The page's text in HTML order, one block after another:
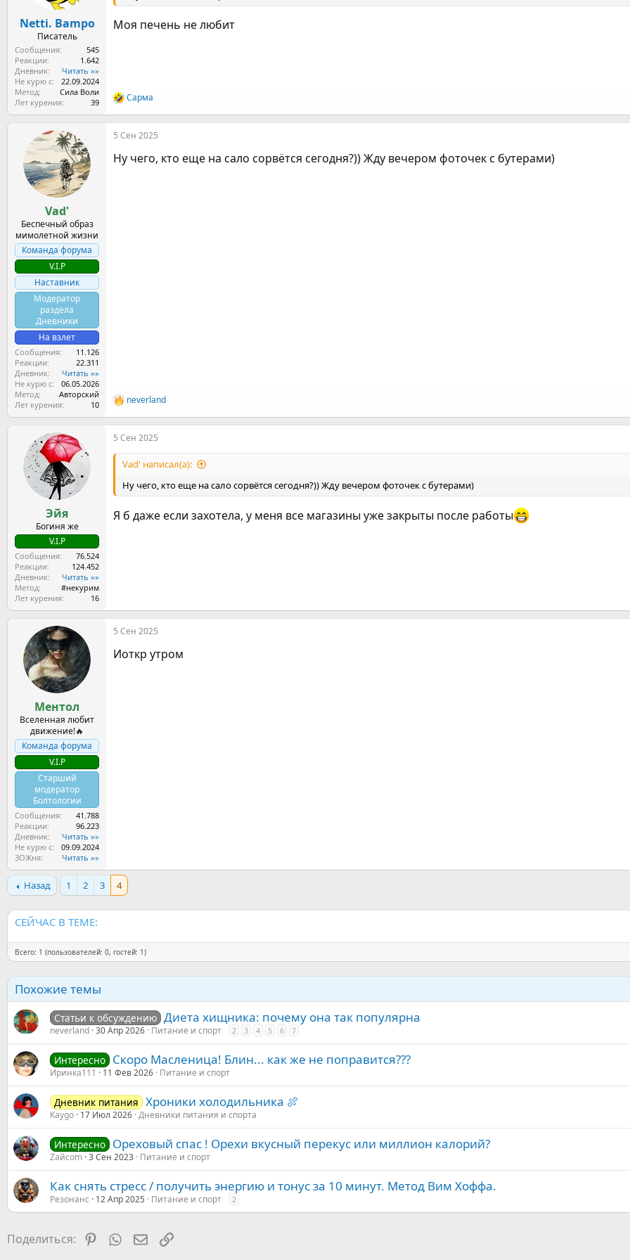
Netti. Bampo
Писатель
Сообщения
545
Реакции
1.642
Дневник
Читать »»
Не курю с
22.09.2024
Метод
Сила Воли
Лет курения
39
Моя печень не любит
Р
е
а
к
и
Сарма
Vad'
Беспечный образ
мимолетной жизни
Команда форума
V.I.P
Наставник
Модератор
раздела
Дневники
На взлет
Сообщения
11.126
Реакции
22.311
Дневник
Читать »»
Не курю с
06.05.2026
Метод
Авторский
Лет курения
10
5 Сен 2025
Ну чего, кто еще на сало сорвётся сегодня?)) Жду вечером фоточек с бутерами)
Р
е
а
к
neverland
Эйя
Богиня же
V.I.P
Сообщения
76.524
Реакции
124.452
Дневник
Читать »»
Метод
#некурим
Лет курения
16
5 Сен 2025
Vad' написал(а):
Ну чего, кто еще на сало сорвётся сегодня?)) Жду вечером фоточек с бутерами)
Я б даже если захотела, у меня все магазины уже закрыты после работы
Ментол
Вселенная любит
движение!🔥
Команда форума
V.I.P
Старший
модератор
Болтологии
Сообщения
41.788
Реакции
96.223
Дневник
Читать »»
Не курю с
09.09.2024
ЗОЖня
Читать »»
5 Сен 2025
Иоткр утром
Назад 1 2 3 4
СЕЙЧАС В ТЕМЕ:
Всего: 1 (пользователей: 0, гостей: 1)
Похожие темы
Статьи к обсуждению Диета хищника: почему она так популярна
neverland 30 Апр 2026 Питание и спорт 2 3 4 5 6 7
Интересно Скоро Масленица! Блин... как же не поправится???
Иринка111 11 Фев 2026 Питание и спорт
Дневник питания Хроники холодильника 🍖
Kaygo 17 Июл 2026 Дневники питания и спорта
Интересно Ореховый спас ! Орехи вкусный перекус или миллион калорий?
Zaйcom 3 Сен 2023 Питание и спорт
Как снять стресс / получить энергию и тонус за 10 минут. Метод Вим Хоффа.
Резонанс 12 Апр 2025 Питание и спорт 2
Поделиться: PinterestWhatsApp
Электронная почта
Ссылка